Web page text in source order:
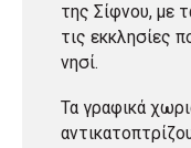
της Σίφνου, με
τις εκκλησίες
νησί.
Τα γραφικά